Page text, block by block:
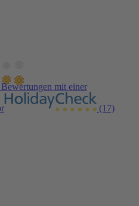
mit einer
(17)